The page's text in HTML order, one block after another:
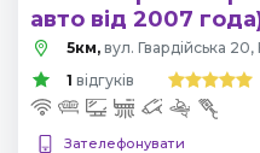
авто від 2007
5км, вул. Гвардійська 20,
1 відгуків
Зателефонувати